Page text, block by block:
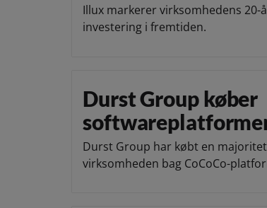
Illux markerer virksomhedens
investering i fremtiden.
Durst Group køber
Durst Group har købt en
virksomheden bag CoCoCo-